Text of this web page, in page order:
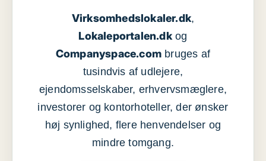
Virksomhedslokaler.dk,
Lokaleportalen.dkog
Companyspace.com bruges af
tusindvis af udlejere,
ejendomsselskaber, erhvervsmæglere,
investorer og kontorhoteller, der ønsker
høj synlighed, flere henvendelser og
mindre tomgang.